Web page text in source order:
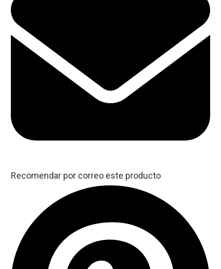
Recomendar por correo este producto